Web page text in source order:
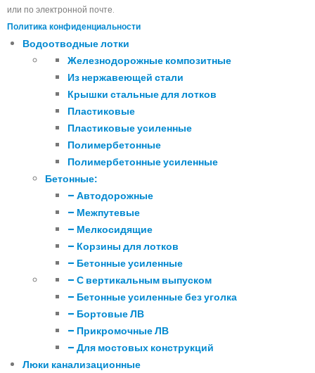
или по электронной почте.
Политика конфиденциальности
Водоотводные лотки
Железнодорожные композитные
Из нержавеющей стали
Крышки стальные для лотков
Пластиковые
Пластиковые усиленные
Полимербетонные
Полимербетонные усиленные
Бетонные:
– Автодорожные
– Межпутевые
– Мелкосидящие
– Корзины для лотков
– Бетонные усиленные
– С вертикальным выпуском
– Бетонные усиленные без уголка
– Бортовые ЛВ
– Прикромочные ЛВ
– Для мостовых конструкций
Люки канализационные